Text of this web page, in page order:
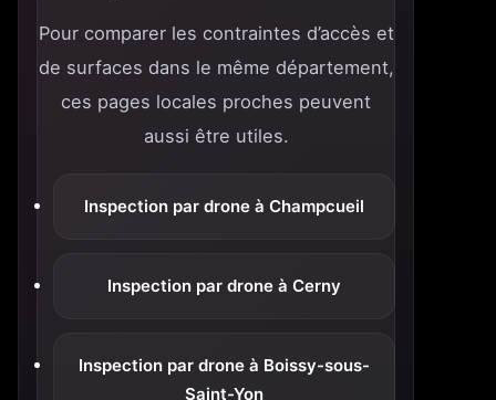
Pour comparer les contraintes d’accès et
de surfaces dans le même département,
ces pages locales proches peuvent
aussi être utiles.
Inspection par drone à Champcueil
Inspection par drone à Cerny
Inspection par drone à Boissy-sous-
Saint-Yon